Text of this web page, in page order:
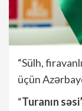
“Sülh,
üçün
“Turanın